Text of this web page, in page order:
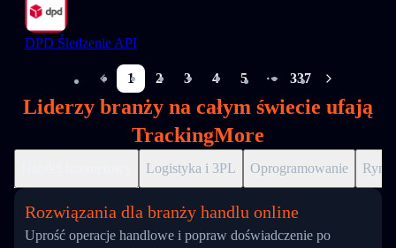
DPD Śledzenie API
1 2 3 4 5
More pages
337
Liderzy branży na całym świecie ufają
TrackingMore
Logistyka i 3PL Oprogramowanie
Rozwiązania dla branży handlu online
Uprość operacje handlowe i popraw doświadczenie po